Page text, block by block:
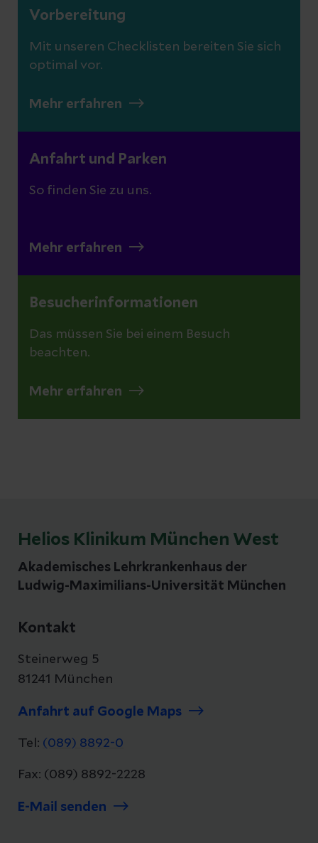
Vorbereitung
Mit unseren Checklisten bereiten Sie sich
optimal vor.
Mehr erfahren
Anfahrt und Parken
So finden Sie zu uns.
Mehr erfahren
Besucherinformationen
Das müssen Sie bei einem Besuch
beachten.
Mehr erfahren
Helios Klinikum München West
Akademisches Lehrkrankenhaus der
Ludwig-Maximilians-Universität München
Kontakt
Steinerweg 5
81241 München
Anfahrt auf Google Maps
Tel: (089) 8892-0
Fax: (089) 8892-2228
E-Mail senden